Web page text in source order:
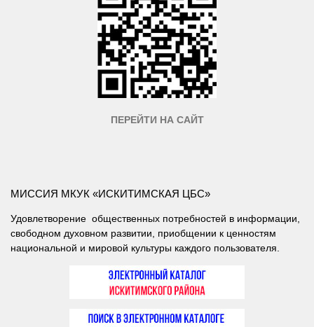
ПЕРЕЙТИ НА САЙТ
МИССИЯ МКУК «ИСКИТИМСКАЯ ЦБС»
Удовлетворение общественных потребностей в информации,
свободном духовном развитии, приобщении к ценностям
национальной и мировой культуры каждого пользователя.